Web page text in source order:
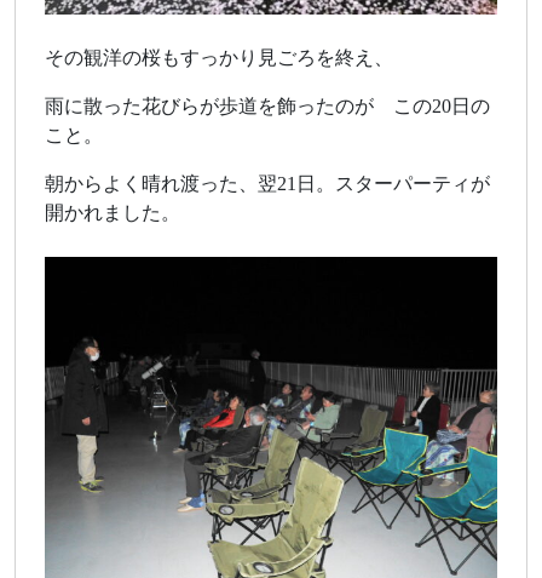
その観洋の桜もすっかり見ごろを終え、
雨に散った花びらが歩道を飾ったのが この20日の
こと。
朝からよく晴れ渡った、翌21日。スターパーティが
開かれました。